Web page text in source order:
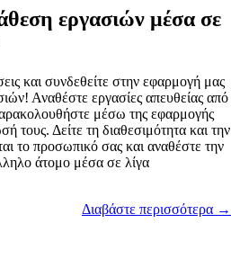
εργασιών μέσα σε
και συνδεθείτε στην εφαρμογή μας
Αναθέστε εργασίες απευθείας από
μέσω της εφαρμογής
τους. Δείτε τη διαθεσιμότητα και την
το προσωπικό σας και αναθέστε την
άτομο μέσα σε λίγα
Διαβάστε περισσότερα →